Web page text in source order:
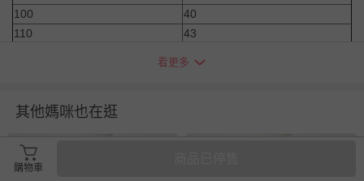
100
40
110
43
150
1. 尺寸表單位皆為公分(cm)，會因布料彈性、水洗處理、測量
看更多
其他媽咪也在逛
購物車